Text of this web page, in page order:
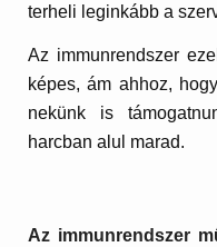
terheli leginkább a
Az immunrendszer
képes, ám ahhoz,
nekünk is
harcban alul marad.
Az immunrendszer